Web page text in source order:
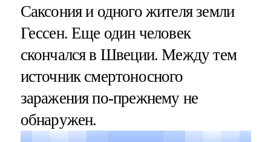
Саксония и одного жителя земли
Гессен. Еще один человек
скончался в Швеции. Между тем
источник смертоносного
заражения по-прежнему не
обнаружен.